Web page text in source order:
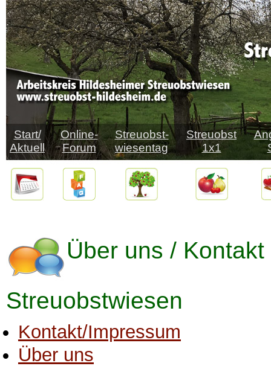
Start/
Aktuell
Online-
Forum
Streuobst-
wiesentag
Streuobst
1x1
Über uns /
Streuobstwiesen
Kontakt/Impressum
Über uns